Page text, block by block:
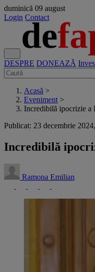
duminică 09 august
Login Contact
DESPRE DONEAZĂ
Acasă >
Eveniment >
Incredibilă ipocrizie a
Publicat: 23 decembrie
Incredibilă
Ramona Emilian